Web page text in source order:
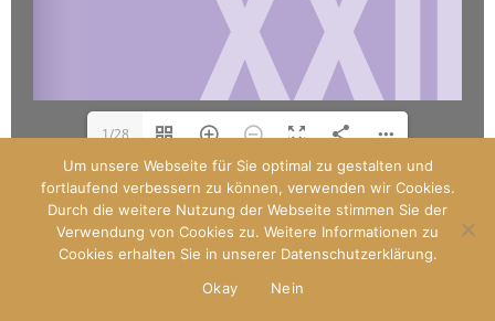
1/28
Designed by Paladin
WP Royal
Um unsere Webseite für Sie optimal zu gestalten und
fortlaufend verbessern zu können, verwenden wir Cookies.
Durch die weitere Nutzung der Webseite stimmen Sie der
Verwendung von Cookies zu. Weitere Informationen zu
Cookies erhalten Sie in unserer Datenschutzerklärung.
Okay
Nein